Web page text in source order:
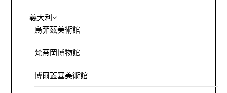
義大利
烏菲茲美術館
梵蒂岡博物館
博爾蓋塞美術館